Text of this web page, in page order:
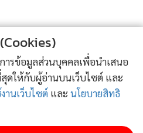
ารข้อมูลส่วนบุคคลเพื่อนำเสนอ
ให้กับผู้อ่านบนเว็บไซต์ และ
านเว็บไซต์ และ นโยบายสิทธิ